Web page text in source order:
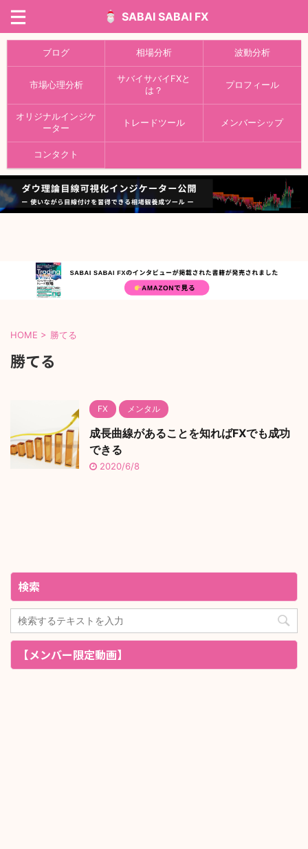
SABAI SABAI FX
ブログ 相場分析 波動分析
市場心理分析
サバイサバイFXと
は？
プロフィール
オリジナルインジケ
ーター
トレードツール メンバーシップ
コンタクト
HOME > 勝てる
勝てる
FX メンタル
成長曲線があることを知ればFXでも成功
できる
2020/6/8
検索
【メンバー限定動画】